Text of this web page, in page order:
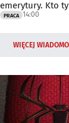
emerytury. Kto
PRACA 14:00
WIĘCEJ